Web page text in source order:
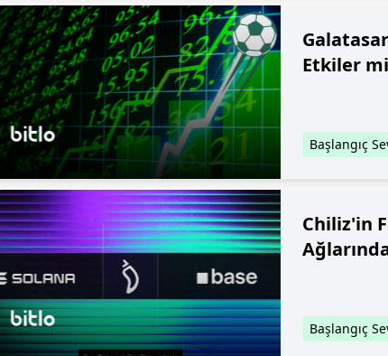
Etkiler
Başlangıç
Chiliz'in
Başlangıç